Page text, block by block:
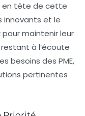
en tête de cette
innovants et le
maintenir leur
à l’écoute
besoins des PME,
pertinentes